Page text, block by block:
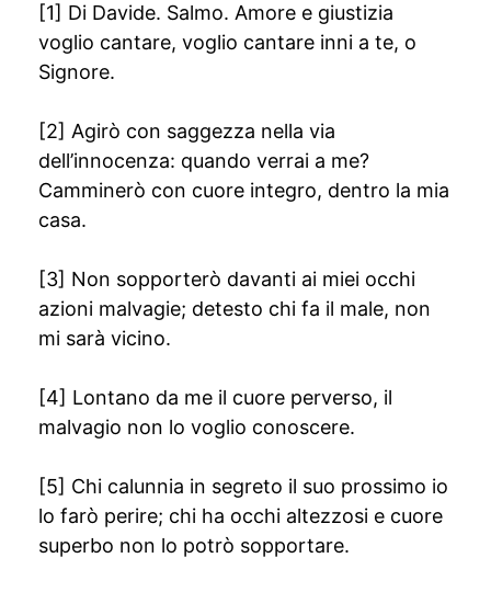
[1] Di Davide. Salmo. Amore e giustizia
voglio cantare, voglio cantare inni a te, o
Signore.
[2] Agirò con saggezza nella via
dell’innocenza: quando verrai a me?
Camminerò con cuore integro, dentro la mia
casa.
[3] Non sopporterò davanti ai miei occhi
azioni malvagie; detesto chi fa il male, non
mi sarà vicino.
[4] Lontano da me il cuore perverso, il
malvagio non lo voglio conoscere.
[5] Chi calunnia in segreto il suo prossimo io
lo farò perire; chi ha occhi altezzosi e cuore
superbo non lo potrò sopportare.